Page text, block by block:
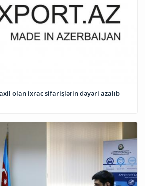
olan ixrac sifarişlərin dəyəri azalıb